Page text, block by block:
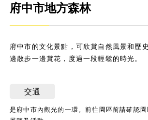
府中市地方森林
府中市的文化景點，可欣賞自然風景和歷
邊散步一邊賞花，度過一段輕鬆的時光。
交通
是府中市內觀光的一環。前往園區前請確認園